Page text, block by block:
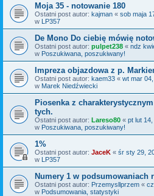
Moja 35 - notowanie 180
Ostatni post autor: kajman « sob maja
w LP357
De Mono Do ciebię mówię
Ostatni post autor: pulpet238 « ndz
w Poszukiwana, poszukiwany!
Impreza objazdowa z p.
Ostatni post autor: kaem33 « wt mar
w Marek Niedźwiecki
Piosenka z
tych.
Ostatni post autor: Lareso80 « pt lut
w Poszukiwana, poszukiwany!
1%
Ostatni post autor: JaceK « śr sty 29,
w LP357
Numery 1 w podsumowaniach
Ostatni post autor: Przemysllprzem «
w Podsumowania, statystyki